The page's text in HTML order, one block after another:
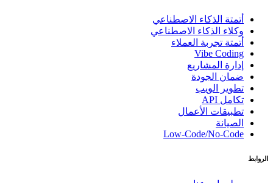
أتمتة الذكاء الاصطناعي
وكلاء الذكاء الاصطناعي
أتمتة تجربة العملاء
Vibe Coding
إدارة المشاريع
ضمان الجودة
تطوير الويب
تكامل API
تطبيقات الأعمال
الصيانة
Low-Code/No-Code
الروابط